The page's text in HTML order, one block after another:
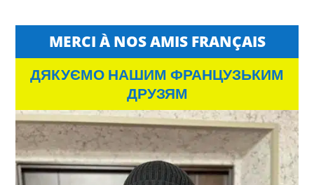
MERCI À NOS AMIS FRANÇAIS
ДЯКУЄМО НАШИМ ФРАНЦУЗЬКИМ
ДРУЗЯМ